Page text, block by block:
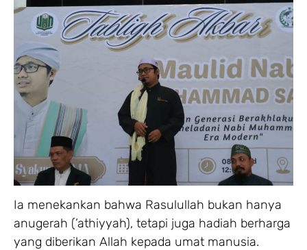
Ia menekankan bahwa Rasulullah bukan hanya
anugerah (’athiyyah), tetapi juga hadiah berharga
yang diberikan Allah kepada umat manusia.